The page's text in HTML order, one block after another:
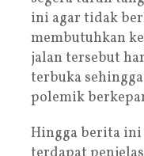
ini agar tidak
membutuhkan
jalan tersebut
terbuka
polemik
Hingga berita